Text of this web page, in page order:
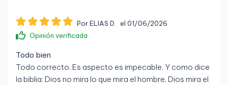
Por ELIAS D.
el 01/06/2026
Opinión verificada
Todo bien
Todo correcto. Es aspecto es impecable. Y como dice
la biblia: Dios no mira lo que mira el hombre, Dios mira el